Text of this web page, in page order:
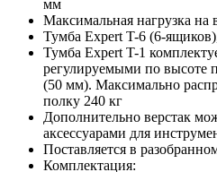
мм
Максимальная нагрузка на
Тумба Expert T-6 (6-
Тумба Expert T-1
регулируемыми по высоте
(50 мм). Максимально
полку 240 кг
Дополнительно верстак
аксессуарами для
Поставляется в
Комплектация: